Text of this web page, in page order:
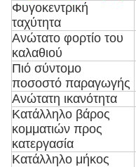
Φυγοκεντρική
ταχύτητα
Ανώτατο φορτίο του
καλαθιού
Πιό σύντομο
ποσοστό παραγωγής
Ανώτατη ικανότητα
Κατάλληλο βάρος
κομματιών προς
κατεργασία
Κατάλληλο μήκος